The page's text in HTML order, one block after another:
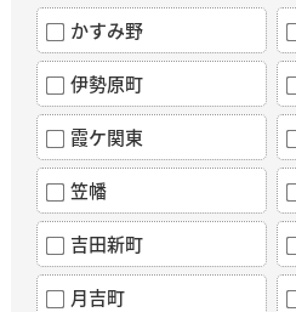
かすみ野
伊勢原町
霞ケ関東
笠幡
吉田新町
月吉町